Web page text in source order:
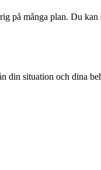
på många plan. Du
situation och dina